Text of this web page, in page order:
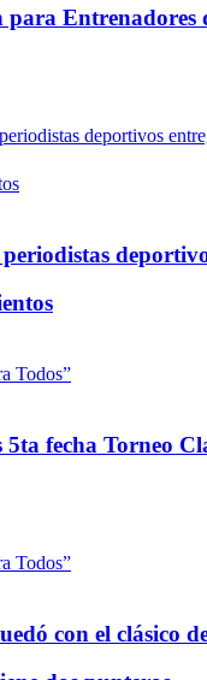
para Entrenadores
5ta fecha Torneo
con el clásico